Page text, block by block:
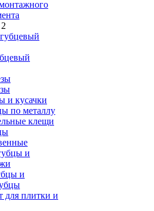
и кусачки
по металлу
клещи
и
и